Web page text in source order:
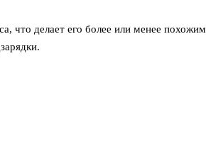
что делает его более или менее похожим